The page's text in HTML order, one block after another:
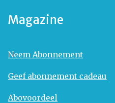
Magazine
Neem Abonnement
Geef abonnement cadeau
Abovoordeel